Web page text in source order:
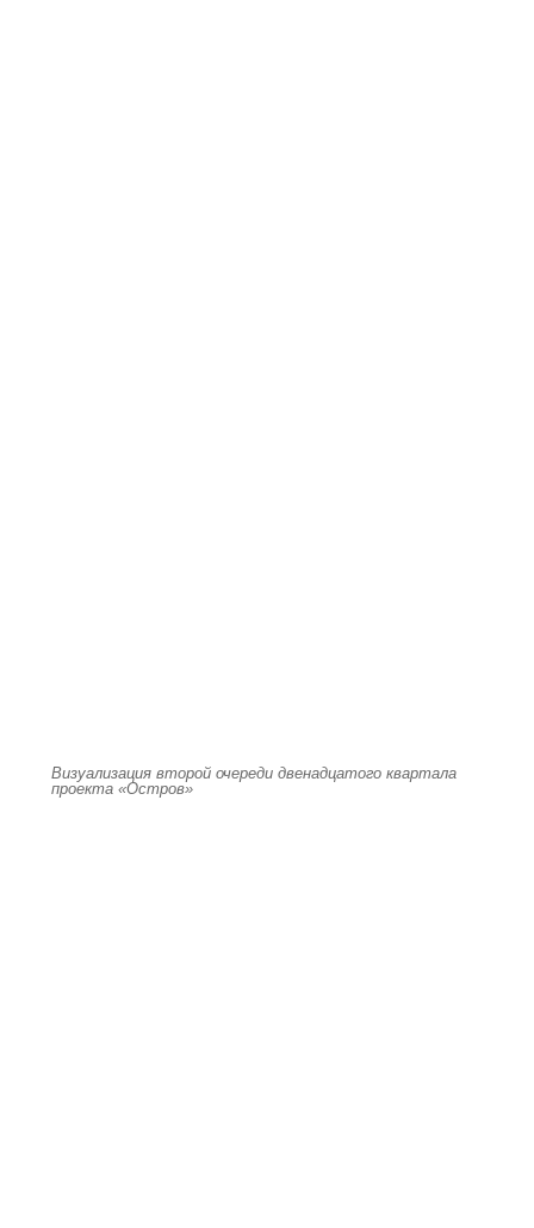
Визуализация второй очереди двенадцатого квартала
проекта «Остров»